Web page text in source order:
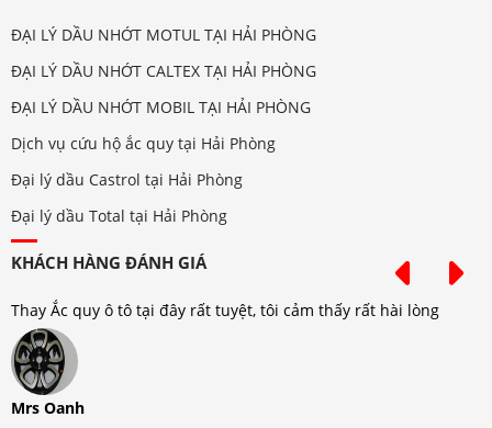
ĐẠI LÝ DẦU NHỚT MOTUL TẠI HẢI PHÒNG
ĐẠI LÝ DẦU NHỚT CALTEX TẠI HẢI PHÒNG
ĐẠI LÝ DẦU NHỚT MOBIL TẠI HẢI PHÒNG
Dịch vụ cứu hộ ắc quy tại Hải Phòng
Đại lý dầu Castrol tại Hải Phòng
Đại lý dầu Total tại Hải Phòng
KHÁCH HÀNG ĐÁNH GIÁ
Thay Ắc quy ô tô tại đây rất tuyệt, tôi cảm thấy rất hài lòng
Mrs Oanh